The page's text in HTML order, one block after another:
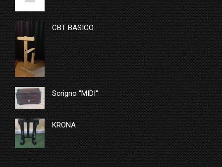
CBT BASICO
Scrigno "MIDI"
KRONA